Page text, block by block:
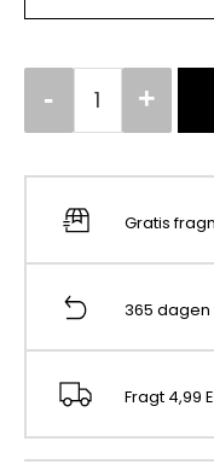
Gratis
365
Fragt 4,99